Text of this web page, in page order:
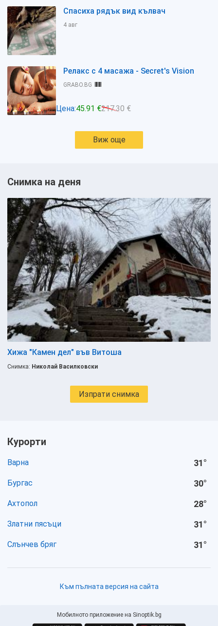
Спасиха рядък вид кълвач
4 авг
Релакс с 4 масажа - Secret's Vision
GRABO.BG
Цена:45.91 €217.30 €
Виж още
Снимка на деня
Хижа "Камен дел" във Витоша
Снимка: Николай Василковски
Изпрати снимка
Курорти
Варна 31°
Бургас 30°
Ахтопол 28°
Златни пясъци 31°
Слънчев бряг 31°
Към пълната версия на сайта
Мобилното приложение на Sinoptik.bg